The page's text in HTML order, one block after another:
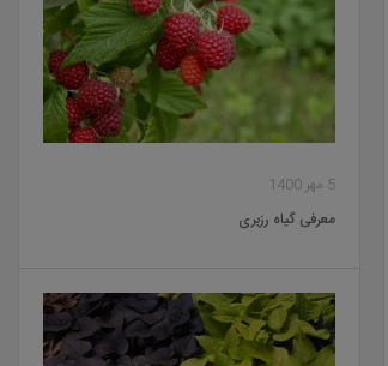
5 مهر 1400
معرفی گیاه رزبری